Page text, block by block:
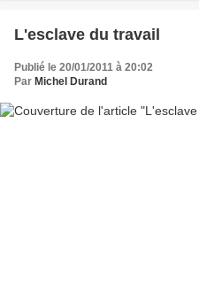
L'esclave du travail
Publié le 20/01/2011 à 20:02
Par Michel Durand